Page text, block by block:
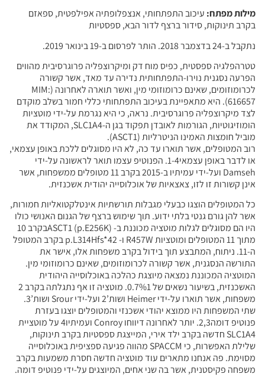
מילות מפתח: עיכוב התפתחותי, אנצפלופתיה אפילפטית, ספאזם
בקרב תינוקות, סידור ברצף לדור הבא, ספסטיות
נתקבל ב-24 בדצמבר 2018. הותר לפרסום ב-19 בינואר 2019.
טטרהפלגיה ספסטית, כפיס מוח דק ומיקרוצפליה פרוגרסיבית מהווים
הפרעה נסגנית נוירו-התפתחותית נדירה עד מאד, אשר קשורה
לכרומוזומים, שאינם כרומוזומי מין, ואשר תוארה לאחרונה (MIM:
616657). היא מתאפיינת בעיכוב התפתחותי כללי חמור בשלב מוקדם
לצד מיקרוצפליה פרוגרסיבית. נראה, כי היא נגרמת על-ידי מוטציות
הומוזיגוטיות, הגורמות לאובדן תפקוד בגן ה-SLC1A4, המקודד את
מוביל חומצות האמינו הניטרליות (ASCT1).
רוב המטופלים, אשר תוארו עד כה, לא היו מסוגלים ללכת באופן עצמאי,
או לדבר באופן עצמאי1-4. הפנוטיפ עצמו תואר לראשונה על-ידי
Damseh ועל-ידי עמיתיו ב-2015 בקרב 11 מטופלים ממשפחות, אשר
אינן קשורות זו לזו, צאצאיות של אוכלוסייה יהודית אשכנזית.
כל המטופלים הוצגו כבעלי מגבלות תורשתיות אינטלקטואליות חמורות,
אשר להן גורם גנטי בלתי ידוע. תוך שימוש ברצף של הגנום האנושי כולו
היו הם מסוגלים לגלות מוטציה מכוננת ב- ASCT1 (p.E256K)בקרב 10
מתוך 11 המטופלים ומוטציות R457W ו- p.L314Hfs*42 בקרב המטופל
ה-11. ניתוח, המתבצע תוך בידול בקרב משפחות אלו, אישר את
התורשה הנסגנית, אשר קשורה לכרומוזומים, שאינם כרומוזומי מין.
המוטציה המכוננת נמצאה מיוצגת כהלכה באוכלוסייה היהודית
האשכנזית, בשיעור נשאים של 0.7%1. מוטציה זו אף נתגלתה בקרב 2
משפחות, אשר תוארו על-ידי Heimer ושות’2 ועל-ידי Srour ושות’3.
שתי המשפחות היו ממוצא יהודי אשכנזי והמטופלים יוצגו בעזרת
פנוטיפ דומה2,3. יותר לאחרונה דיווחו Conroy ועמיתיו4 על מוטציית
SLC1A4 חדשה בקרב ילד אירי, המייצגת ספסטיות בקרב תינוקות,
שלילת האפשרות, כי SPACCM מהווה פגיעה ספציפית באוכלוסייה
מסוימת. פה אנחנו מתארים עוד מוטציה חדשה חסרת משמעות בקרב
משפחה פקיסטנית, אשר בה שני אחים, המיוצגים על-ידי פנוטיפ דומה.